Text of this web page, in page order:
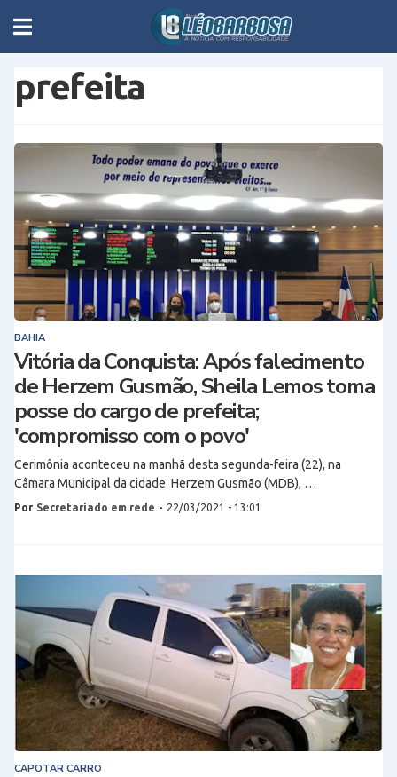
prefeita
BAHIA
Vitória da Conquista: Após falecimento
de Herzem Gusmão, Sheila Lemos toma
posse do cargo de prefeita;
'compromisso com o povo'
Cerimônia aconteceu na manhã desta segunda-feira (22), na
Câmara Municipal da cidade. Herzem Gusmão (MDB), …
Por Secretariado em rede - 22/03/2021 - 13:01
CAPOTAR CARRO